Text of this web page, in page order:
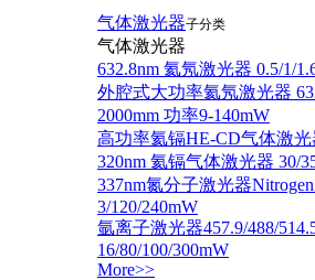
气体激光器子分类
气体激光器
632.8nm 氦氖激光器 0.5/1/
外腔式大功率氦氖激光器
2000mm 功率9-140mW
高功率氦镉HE-CD气体激光
320nm 氦镉气体激光器 30/
337nm氮分子激光器
3/120/240mW
氩离子激光器457.9/488/
16/80/100/300mW
More>>